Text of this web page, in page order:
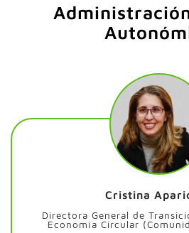
Cristina
Directora General de
Economía Circular